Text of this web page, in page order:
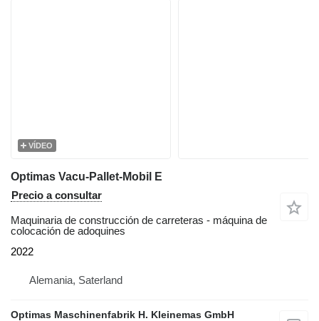
VÍDEO
Optimas Vacu-Pallet-Mobil E
Precio a consultar
Maquinaria de construcción de carreteras - máquina de
colocación de adoquines
2022
Alemania, Saterland
Optimas Maschinenfabrik H. Kleinemas GmbH